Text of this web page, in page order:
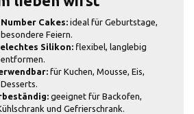
Cakes: ideal für Geburtstage,
Feiern.
Silikon: flexibel, langlebig
für Kuchen, Mousse, Eis,
geeignet für Backofen,
und Gefrierschrank.